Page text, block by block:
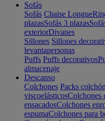
Sofás
Sofás Chaise Longue
plazasSofás 3 plazas
exteriorDivanes
Sillones Sillones
levantapersonas
Puffs Puffs decorativos
almacenaje
Descanso
Colchones Packs
viscoelásticosColchones
ensacadosColchones
espumaColchones para